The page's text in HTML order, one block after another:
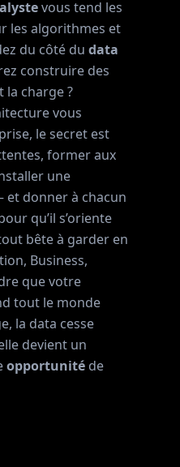
vous tend les
les algorithmes et
du côté du data
construire des
la charge ?
vous
le secret est
former aux
une
donner à chacun
qu’il s’oriente
bête à garder en
Business,
que votre
tout le monde
la data cesse
devient un
opportunité de